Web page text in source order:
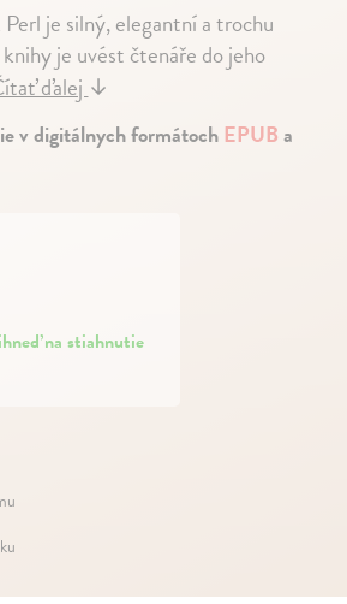
je silný, elegantní a trochu
je uvést čtenáře do jeho
ďalej↓
v digitálnych formátochEPUBa
na stiahnutie